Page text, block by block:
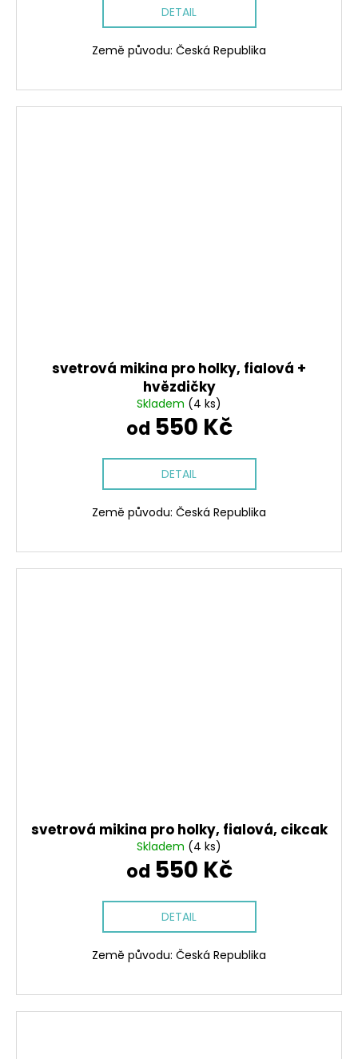
DETAIL
Země původu: Česká Republika
svetrová mikina pro holky, fialová +
hvězdičky
Skladem (4 ks)
od 550 Kč
DETAIL
Země původu: Česká Republika
svetrová mikina pro holky, fialová, cikcak
Skladem (4 ks)
od 550 Kč
DETAIL
Země původu: Česká Republika